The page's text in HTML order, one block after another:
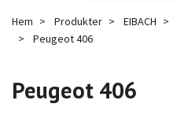
Hem Produkter EIBACH
Peugeot 406
Peugeot 406